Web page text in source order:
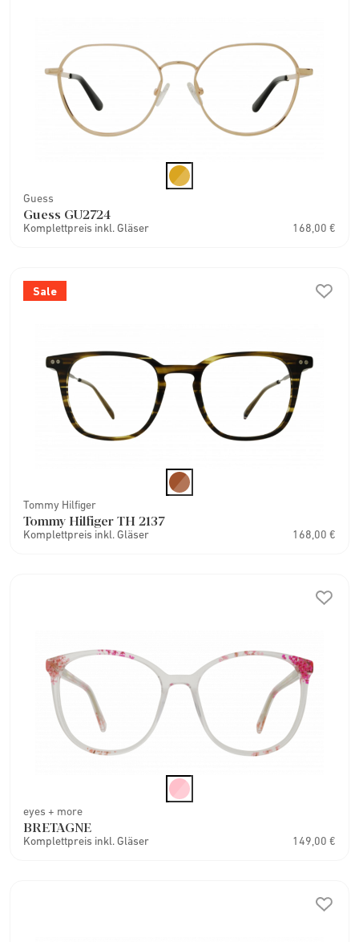
Guess
Guess GU2724
Komplettpreis inkl. Gläser 168,00 €
Sale
Tommy Hilfiger
Tommy Hilfiger TH 2137
Komplettpreis inkl. Gläser 168,00 €
eyes + more
BRETAGNE
Komplettpreis inkl. Gläser 149,00 €